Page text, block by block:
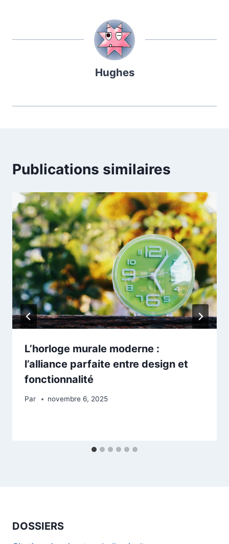
Hughes
Publications similaires
L’horloge murale moderne :
l’alliance parfaite entre design et
fonctionnalité
Par novembre 6, 2025
DOSSIERS